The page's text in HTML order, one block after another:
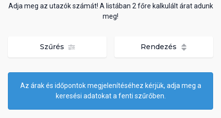
Adja meg az utazók számát! A listában 2 főre kalkulált árat adunk
meg!
Szűrés Rendezés
Az árak és időpontok megjelenítéséhez kérjük, adja meg a
keresési adatokat a fenti szűrőben.